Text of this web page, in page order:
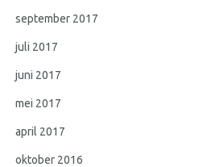
september 2017
juli 2017
juni 2017
mei 2017
april 2017
oktober 2016